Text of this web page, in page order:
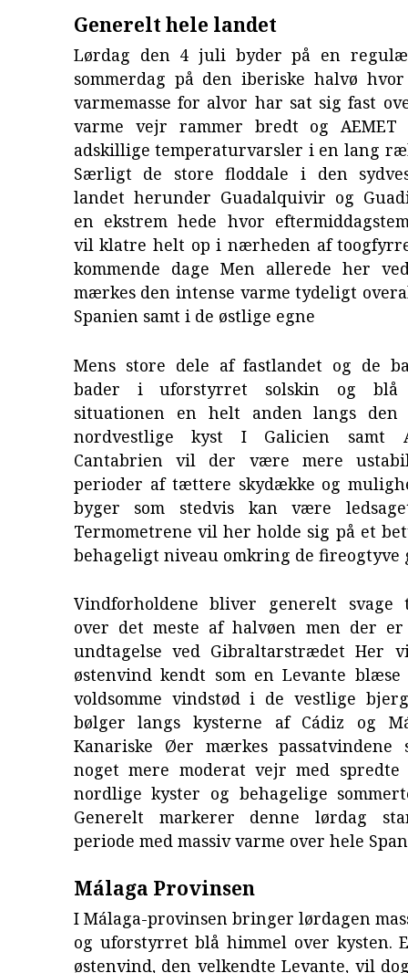
Generelt hele landet
Lørdag den 4 juli byder på en
sommerdag på den iberiske halvø
varmemasse for alvor har sat sig fast
varme vejr rammer bredt og AEMET
adskillige temperaturvarsler i en lang
Særligt de store floddale i den
landet herunder Guadalquivir og
en ekstrem hede hvor
vil klatre helt op i nærheden af
kommende dage Men allerede her
mærkes den intense varme tydeligt
Spanien samt i de østlige egne
Mens store dele af fastlandet og de
bader i uforstyrret solskin og blå
situationen en helt anden langs den
nordvestlige kyst I Galicien samt
Cantabrien vil der være mere
perioder af tættere skydække og
byger som stedvis kan være
Termometrene vil her holde sig på et
behageligt niveau omkring de fireogtyve
Vindforholdene bliver generelt svage
over det meste af halvøen men der
undtagelse ved Gibraltarstrædet Her
østenvind kendt som en Levante blæse
voldsomme vindstød i de vestlige
bølger langs kysterne af Cádiz og
Kanariske Øer mærkes passatvindene
noget mere moderat vejr med
nordlige kyster og behagelige
Generelt markerer denne lørdag
periode med massiv varme over hele
Málaga Provinsen
I Málaga-provinsen bringer lørdagen
og uforstyrret blå himmel over kysten.
østenvind, den velkendte Levante, vil